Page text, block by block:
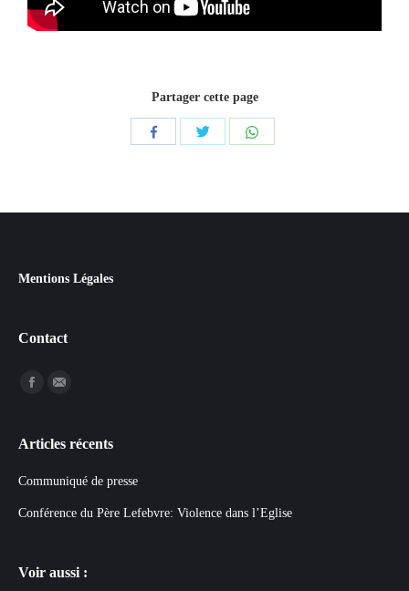
Partager cette page
Mentions Légales
Contact
Trouvez nous sur :
Articles récents
Communiqué de presse
Conférence du Père Lefebvre: Violence dans l’Eglise
Voir aussi :